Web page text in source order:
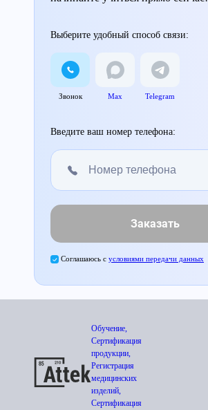
Выберите удобный способ связи:
Звонок Max Telegram
Введите ваш номер телефона:
Заказать
Соглашаюсь с условиями передачи данных
Обучение,
Сертификация
продукции,
Регистрация
медицинских
изделий,
Сертификация